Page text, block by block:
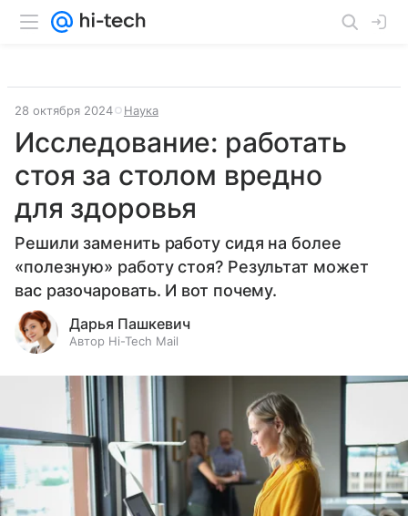
28 октября 2024 Наука
Исследование: работать
стоя за столом вредно
для здоровья
Решили заменить работу сидя на более
«полезную» работу стоя? Результат может
вас разочаровать. И вот почему.
Дарья Пашкевич
Автор Hi-Tech Mail